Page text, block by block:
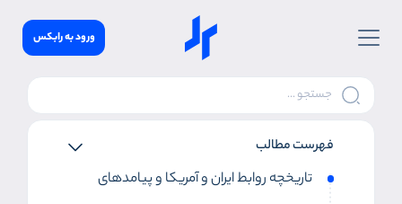
ورود به رابکس
فهرست مطالب
تاریخچه روابط ایران و آمریکا و پیامدهای